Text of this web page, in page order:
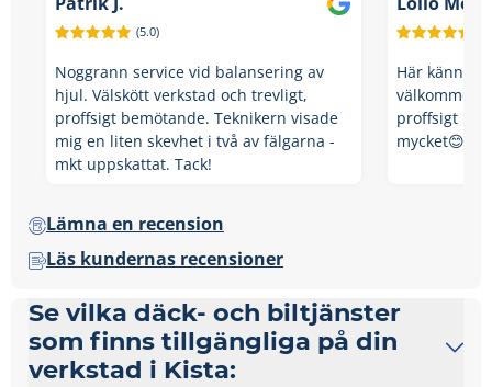
(5.0)
Noggrann service vid balansering av
hjul. Välskött verkstad och trevligt,
proffsigt bemötande. Teknikern visade
mig en liten skevhet i två av fälgarna -
mkt uppskattat. Tack!
Här känner
välkommen
proffsigt
mycket😊
Lämna en recension
Läs kundernas recensioner
Se vilka däck- och biltjänster
som finns tillgängliga på din
verkstad i Kista: